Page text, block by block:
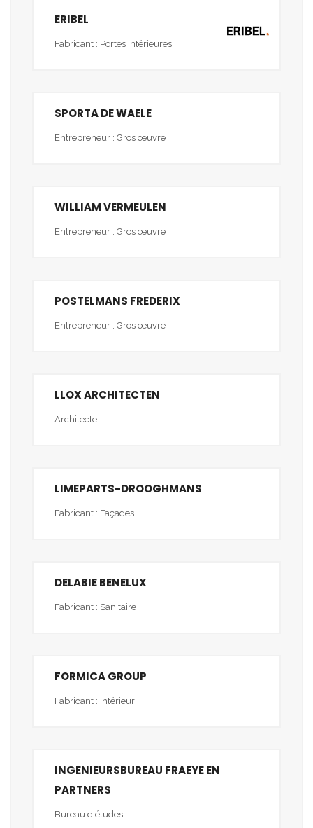
ERIBEL
Fabricant : Portes intérieures
SPORTA DE WAELE
Entrepreneur : Gros œuvre
WILLIAM VERMEULEN
Entrepreneur : Gros œuvre
POSTELMANS FREDERIX
Entrepreneur : Gros œuvre
LLOX ARCHITECTEN
Architecte
LIMEPARTS-DROOGHMANS
Fabricant : Façades
DELABIE BENELUX
Fabricant : Sanitaire
FORMICA GROUP
Fabricant : Intérieur
INGENIEURSBUREAU FRAEYE EN
PARTNERS
Bureau d'études